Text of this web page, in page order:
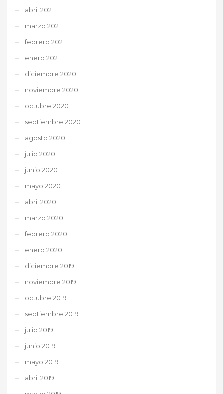
abril 2021
marzo 2021
febrero 2021
enero 2021
diciembre 2020
noviembre 2020
octubre 2020
septiembre 2020
agosto 2020
julio 2020
junio 2020
mayo 2020
abril 2020
marzo 2020
febrero 2020
enero 2020
diciembre 2019
noviembre 2019
octubre 2019
septiembre 2019
julio 2019
junio 2019
mayo 2019
abril 2019